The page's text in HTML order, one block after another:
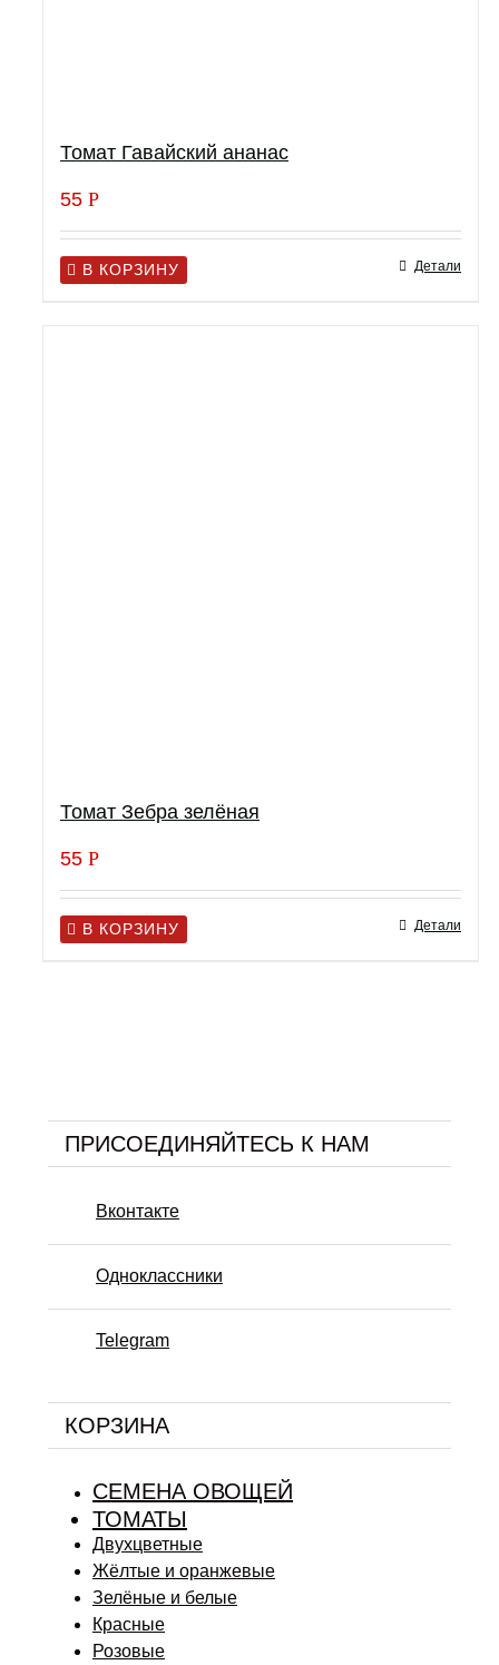
Томат Гавайский ананас
55 Р
В КОРЗИНУ Детали
Томат Зебра зелёная
55 Р
В КОРЗИНУ Детали
ПРИСОЕДИНЯЙТЕСЬ К НАМ
Вконтакте
Одноклассники
Telegram
КОРЗИНА
СЕМЕНА ОВОЩЕЙ
ТОМАТЫ
Двухцветные
Жёлтые и оранжевые
Зелёные и белые
Красные
Розовые